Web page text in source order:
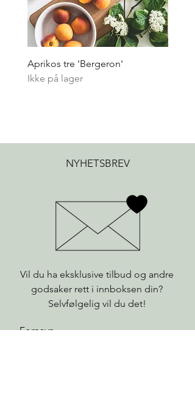
Aprikos tre 'Bergeron'
Ikke på lager
NYHETSBREV
Vil du ha eksklusive tilbud og andre
godsaker rett i innboksen din?
Selvfølgelig vil du det!
Fornavn